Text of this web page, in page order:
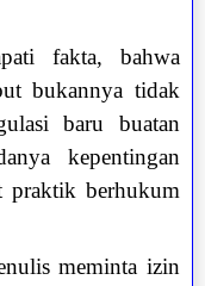
fakta, bahwa
bukannya tidak
baru buatan
kepentingan
praktik berhukum
meminta izin